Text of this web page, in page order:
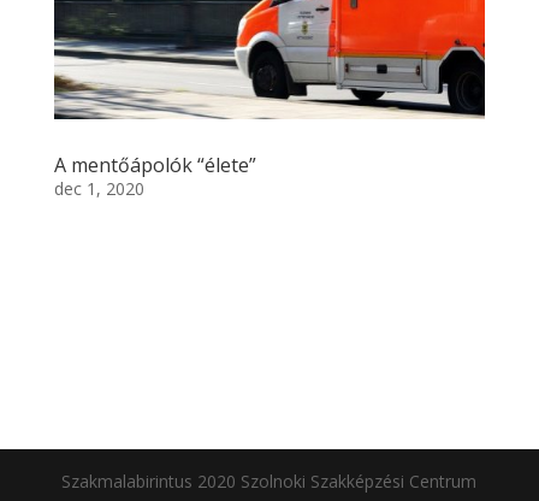
A mentőápolók “élete”
dec 1, 2020
Szakmalabirintus 2020 Szolnoki Szakképzési Centrum